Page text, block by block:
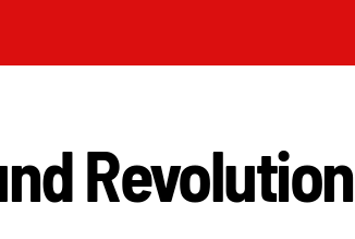
Revolution